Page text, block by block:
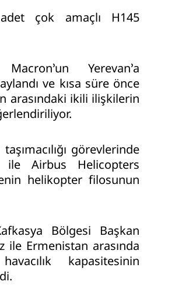
çok amaçlı H145
Yerevan’a
ve kısa süre önce
arasındaki ikili ilişkilerin
görevlerinde
ile Airbus Helicopters
helikopter filosunun
Bölgesi Başkan
ile Ermenistan arasında
kapasitesinin